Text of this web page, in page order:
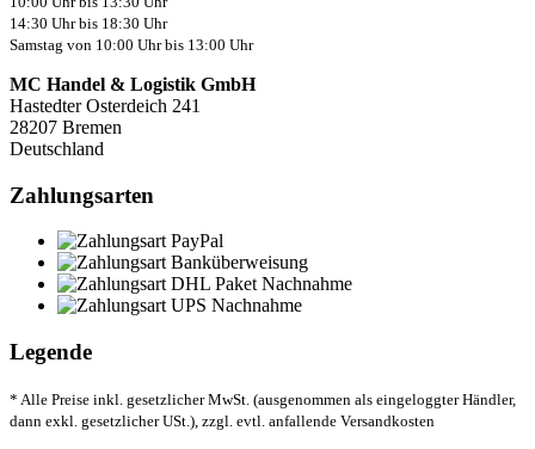
14:30 Uhr bis 18:30 Uhr
Samstag von 10:00 Uhr bis 13:00 Uhr
MC Handel & Logistik GmbH
Hastedter Osterdeich 241
28207 Bremen
Deutschland
Zahlungsarten
Legende
* Alle Preise inkl. gesetzlicher MwSt. (ausgenommen als eingeloggter Händler,
dann exkl. gesetzlicher USt.), zzgl. evtl. anfallende Versandkosten